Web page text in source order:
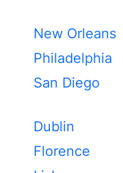
New Orleans
Philadelphia
San Diego
Dublin
Florence